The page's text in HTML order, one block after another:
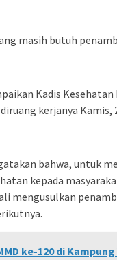
masih butuh
Kadis
kerjanya Kamis,
bahwa, untuk
kepada
mengusulkan
ke-120 di